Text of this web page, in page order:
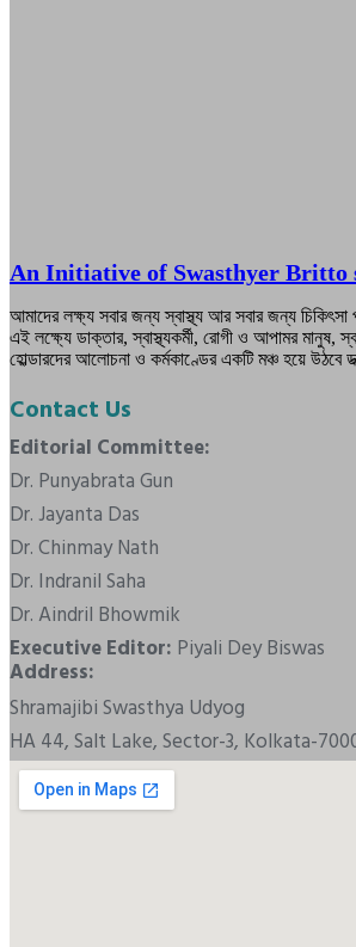
An Initiative of Swasthyer Britto
আমাদের লক্ষ্য সবার জন্য স্বাস্থ্য আর সবার জন্য
এই লক্ষ্যে ডাক্তার, স্বাস্থ্যকর্মী, রোগী ও আপামর মানুষ,
হোল্ডারদের আলোচনা ও কর্মকাণ্ডের একটি মঞ্চ হয়ে উঠবে
Contact Us
Editorial Committee:
Dr. Punyabrata Gun
Dr. Jayanta Das
Dr. Chinmay Nath
Dr. Indranil Saha
Dr. Aindril Bhowmik
Executive Editor: Piyali Dey Biswas
Address:
Shramajibi Swasthya Udyog
HA 44, Salt Lake, Sector-3, Kolkata-